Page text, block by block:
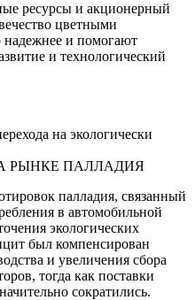
ресурсы и акционерный
цветными
надежнее и помогают
и технологический
на экологически
РЫНКЕ ПАЛЛАДИЯ
палладия, связанный
в автомобильной
экологических
был компенсирован
и увеличения сбора
тогда как поставки
сократились.